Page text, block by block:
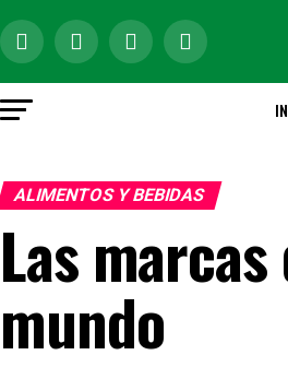
ALIMENTOS Y BEBIDAS
Las
mundo